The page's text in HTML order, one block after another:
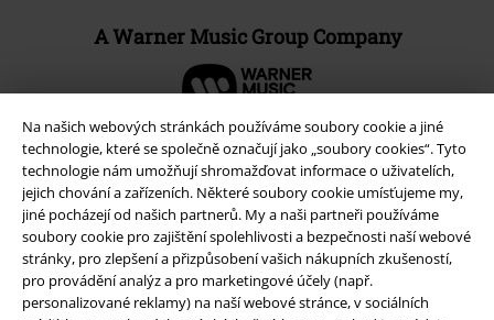
Na našich webových stránkách používáme soubory cookie a jiné
technologie, které se společně označují jako „soubory cookies“. Tyto
technologie nám umožňují shromažďovat informace o uživatelích,
jejich chování a zařízeních. Některé soubory cookie umísťujeme my,
jiné pocházejí od našich partnerů. My a naši partneři používáme
soubory cookie pro zajištění spolehlivosti a bezpečnosti naší webové
stránky, pro zlepšení a přizpůsobení vašich nákupních zkušeností,
pro provádění analýz a pro marketingové účely (např.
personalizované reklamy) na naší webové stránce, v sociálních
A Warner Music Group Company